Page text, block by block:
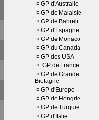
¤ GP d'Australie
¤ GP de Malaisie
¤ GP de Bahrein
¤ GP d'Espagne
¤ GP de Monaco
¤ GP du Canada
¤ GP des USA
¤ GP de France
¤ GP de Grande
Bretagne
¤ GP d'Europe
¤ GP de Hongrie
¤ GP de Turquie
¤ GP d'Italie